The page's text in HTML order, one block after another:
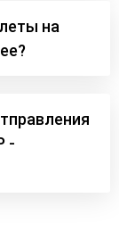
на
-